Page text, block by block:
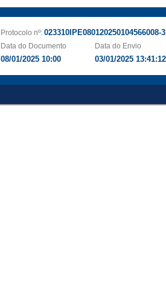
Protocolo nº: 023310IPE080120250104566008-
Data do Documento
08/01/2025 10:00
Data do Envio
03/01/2025 13:41:12